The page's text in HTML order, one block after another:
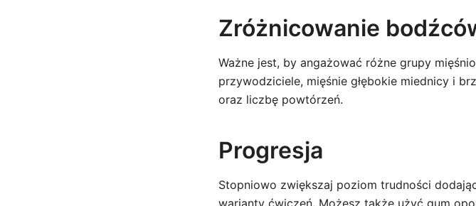
Zróżnicowanie
Ważne jest, by angażować różne grupy
przywodziciele, mięśnie głębokie miednicy i
oraz liczbę powtórzeń.
Progresja
Stopniowo zwiększaj poziom trudności
warianty ćwiczeń. Możesz także użyć gum